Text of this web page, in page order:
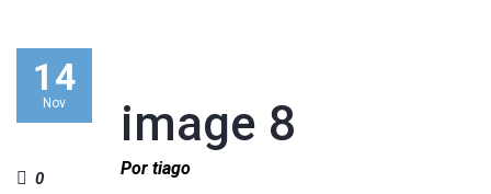
image 8
14
Nov
Por tiago
0